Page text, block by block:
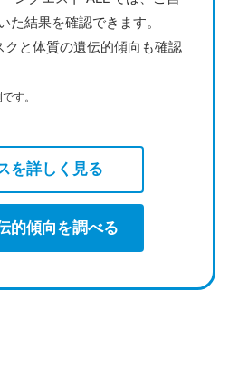
た結果を確認できます。
クと体質の遺伝的傾向も確認
す。
を詳しく見る
的傾向を調べる